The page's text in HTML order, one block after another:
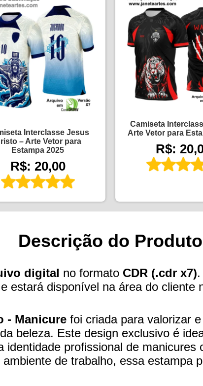
Interclasse Jesus
– Arte Vetor para
Estampa 2025
R$: 20,00
Camiseta
Arte Vetor para
R$:
Descrição do Produto
digital no formato CDR (.cdr x7)
estará disponível na área do cliente
- Manicure foi criada para valorizar
beleza. Este design exclusivo é
identidade profissional de
de trabalho, essa estampa